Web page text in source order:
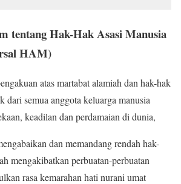
tentang Hak-Hak Asasi Manusia
HAM)
atas martabat alamiah dan hak-hak
dari semua anggota keluarga manusia
keadilan dan perdamaian di dunia,
dan memandang rendah hak-
mengakibatkan perbuatan-perbuatan
rasa kemarahan hati nurani umat